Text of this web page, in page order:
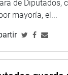
a quienes
de escaños.
de Diputados,
mayoría, el...